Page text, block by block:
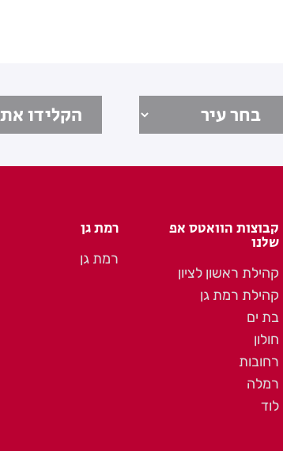
קבוצות הוואטס אפ
שלנו
קהילת ראשון לציון
קהילת רמת גן
בת ים
חולון
רחובות
רמלה
לוד
רמת גן
רמת גן